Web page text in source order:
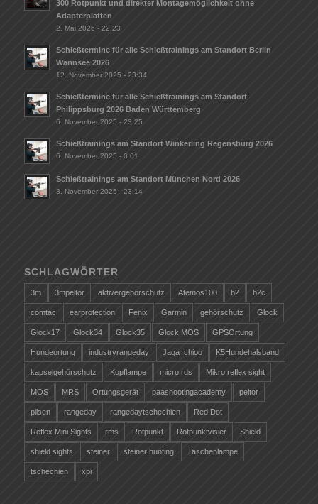
300 Rotpunkt und direkter Montagemöglichkeit ohne
Adapterplatten
2. Mai 2026 - 22:23
Schießtermine für alle Schießtrainings am Standort Berlin
Wannsee 2026
12. November 2025 - 23:34
Schießtermine für alle Schießtrainings am Standort
Philippsburg 2026 Baden Württemberg
6. November 2025 - 23:25
Schießtrainings am Standort Winkerling Regensburg 2026
6. November 2025 - 0:01
Schießtrainings am Standort München Nord 2026
3. November 2025 - 23:14
SCHLAGWÖRTER
3m 3mpeltor aktivergehörschutz Atemos100 b2 b2c
comtac earprotection Fenix Garmin gehörschutz Glock
Glock17 Glock34 Glock35 Glock MOS GPSOrtung
Hundeortung industryrangeday Jaga_chioo K5Hundehalsband
kapselgehörschutz Kopflampe micro rds Mikro reflex sight
MOS MRS Ortungsgerät paashootingacademy peltor
pilsen rangeday rangedaytschechien Red Dot
Reflex Mini Sights rms Rotpunkt Rotpunktvisier Shield
shield sights steiner steiner hunting Taschenlampe
tschechien xpi